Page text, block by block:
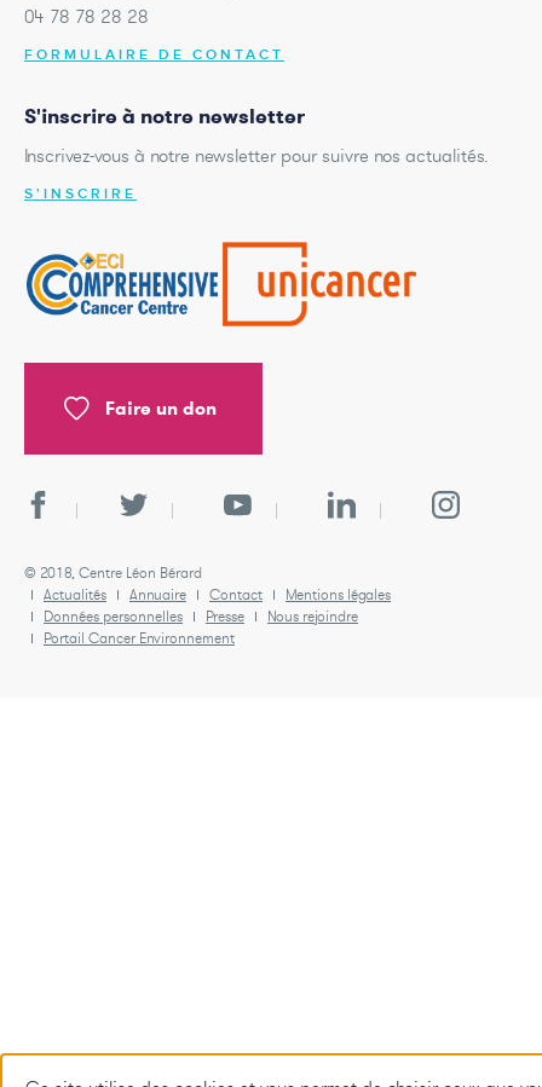
04 78 78 28 28
FORMULAIRE DE CONTACT
S'inscrire à notre newsletter
Inscrivez-vous à notre newsletter pour suivre nos actualités.
S'INSCRIRE
Faire un don
© 2018, Centre Léon Bérard
Actualités
Annuaire Contact
Mentions légales
Données personnelles
Presse
Nous rejoindre
Portail Cancer Environnement